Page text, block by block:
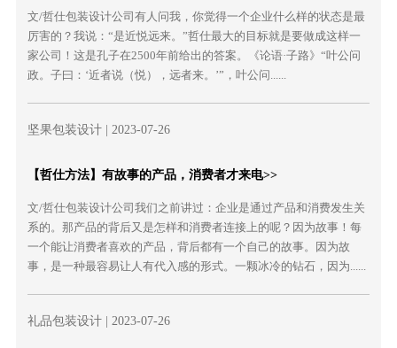
文/哲仕包装设计公司有人问我，你觉得一个企业什么样的状态是最
厉害的？我说：“是近悦远来。”哲仕最大的目标就是要做成这样一
家公司！这是孔子在2500年前给出的答案。《论语·子路》“叶公问
政。子曰：‘近者说（悦），远者来。’”，叶公问......
坚果包装设计| 2023-07-26
【哲仕方法】有故事的产品，消费者才来电>>
文/哲仕包装设计公司我们之前讲过：企业是通过产品和消费发生关
系的。那产品的背后又是怎样和消费者连接上的呢？因为故事！每
一个能让消费者喜欢的产品，背后都有一个自己的故事。因为故
事，是一种最容易让人有代入感的形式。一颗冰冷的钻石，因为......
礼品包装设计| 2023-07-26